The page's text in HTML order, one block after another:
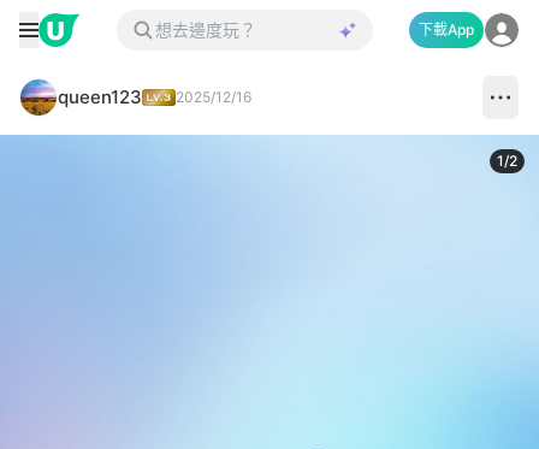
下載App
queen123 2025/12/16
1/2